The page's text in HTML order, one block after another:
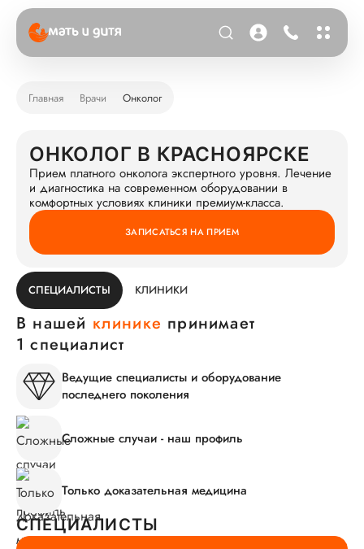
Главная Врачи Онколог
ОНКОЛОГ В КРАСНОЯРСКЕ
Прием платного онколога экспертного уровня. Лечение
и диагностика на современном оборудовании в
комфортных условиях клиники премиум-класса.
ЗАПИСАТЬСЯ НА ПРИЕМ
СПЕЦИАЛИСТЫ КЛИНИКИ
В нашей клинике принимает
1 специалист
Ведущие специалисты и оборудование
последнего поколения
Сложные случаи - наш профиль
Только доказательная медицина
СПЕЦИАЛИСТЫ